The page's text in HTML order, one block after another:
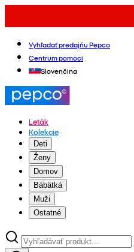
Vyhľadať predajňu Pepco
Centrum pomoci
Slovenčina
Leták
Kolekcie
Deti
Ženy
Domov
Bábätká
Muži
Ostatné